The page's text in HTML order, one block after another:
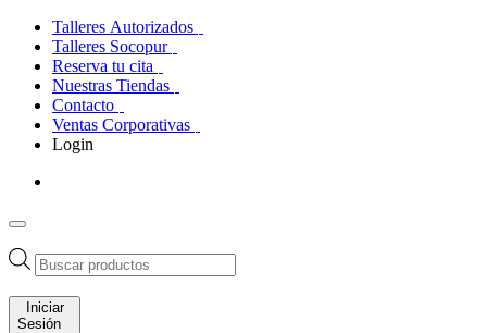
Talleres Autorizados
Talleres Socopur
Reserva tu cita
Nuestras Tiendas
Contacto
Ventas Corporativas
Login
Búsqueda
de
productos
Iniciar
Sesión